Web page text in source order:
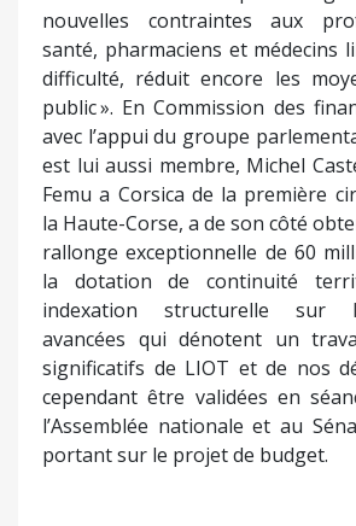
nouvelles contraintes aux
santé, pharmaciens et médecins
difficulté, réduit encore les
public ». En Commission des
avec l’appui du groupe
est lui aussi membre, Michel
Femu a Corsica de la première
la Haute-Corse, a de son côté
rallonge exceptionnelle de 60
la dotation de continuité
indexation structurelle sur
avancées qui dénotent un
significatifs de LIOT et de nos
cependant être validées en
l’Assemblée nationale et au
portant sur le projet de budget.